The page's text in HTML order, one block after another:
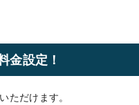
金設定！
ただけます。